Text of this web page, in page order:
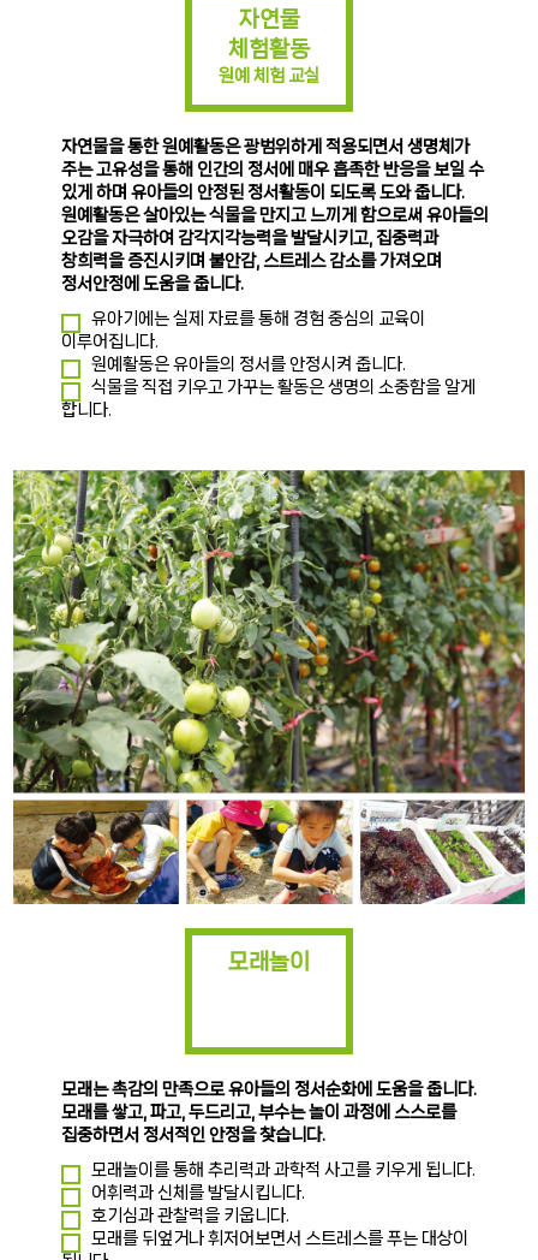
자연물
체험활동
원예 체험 교실
자연물을 통한 원예활동은 광범위하게 적용되면서 생명체가
주는 고유성을 통해 인간의 정서에 매우 흡족한 반응을 보일 수
있게 하며 유아들의 안정된 정서활동이 되도록 도와 줍니다.
원예활동은 살아있는 식물을 만지고 느끼게 함으로써 유아들의
오감을 자극하여 감각지각능력을 발달시키고, 집중력과
창희력을 증진시키며 불안감, 스트레스 감소를 가져오며
정서안정에 도움을 줍니다.
유아기에는 실제 자료를 통해 경험 중심의 교육이
이루어집니다.
원예활동은 유아들의 정서를 안정시켜 줍니다.
식물을 직접 키우고 가꾸는 활동은 생명의 소중함을 알게
합니다.
모래놀이
모래는 촉감의 만족으로 유아들의 정서순화에 도움을 줍니다.
모래를 쌓고, 파고, 두드리고, 부수는 놀이 과정에 스스로를
집중하면서 정서적인 안정을 찾습니다.
모래놀이를 통해 추리력과 과학적 사고를 키우게 됩니다.
어휘력과 신체를 발달시킵니다.
호기심과 관찰력을 키웁니다.
모래를 뒤엎거나 휘저어보면서 스트레스를 푸는 대상이